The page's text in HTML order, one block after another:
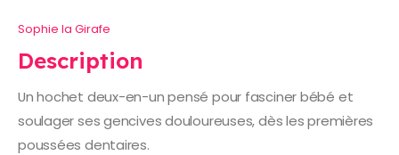
Sophie la Girafe
Description
Un hochet deux-en-un pensé pour fasciner bébé et
soulager ses gencives douloureuses, dès les premières
poussées dentaires.